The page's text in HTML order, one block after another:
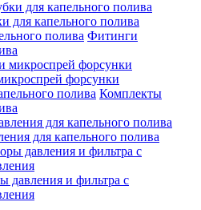
для капельного полива
Фитинги
форсунки
Комплекты
для капельного полива
давления и фильтра с